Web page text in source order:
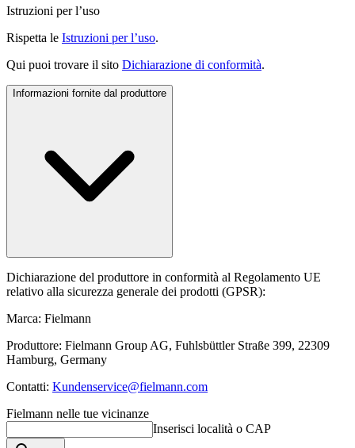
Istruzioni per l’uso
Rispetta le Istruzioni per l’uso.
Qui puoi trovare il sito Dichiarazione di conformità.
Informazioni fornite dal produttore
Dichiarazione del produttore in conformità al Regolamento UE
relativo alla sicurezza generale dei prodotti (GPSR):
Marca: Fielmann
Produttore: Fielmann Group AG, Fuhlsbüttler Straße 399, 22309
Hamburg, Germany
Contatti: Kundenservice@fielmann.com
Fielmann nelle tue vicinanze
Inserisci località o CAP